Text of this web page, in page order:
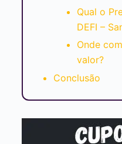
Qual o
DEFI –
Onde
valor?
Conclusão